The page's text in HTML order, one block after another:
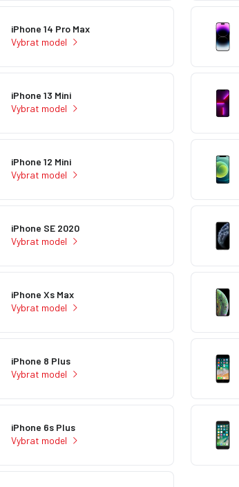
iPhone 14 Pro Max
Vybrat model
iPhone 13 Mini
Vybrat model
iPhone 12 Mini
Vybrat model
iPhone SE 2020
Vybrat model
iPhone Xs Max
Vybrat model
iPhone 8 Plus
Vybrat model
iPhone 6s Plus
Vybrat model